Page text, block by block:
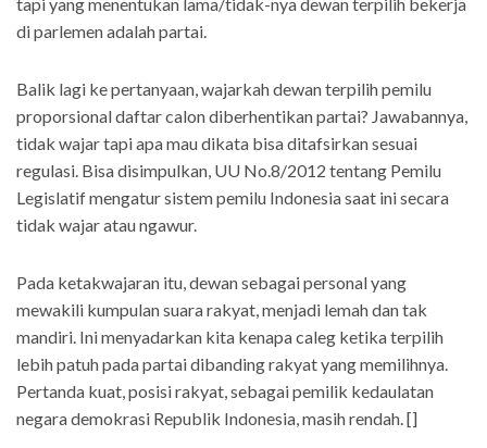
tapi yang menentukan lama/tidak-nya dewan terpilih bekerja
di parlemen adalah partai.
Balik lagi ke pertanyaan, wajarkah dewan terpilih pemilu
proporsional daftar calon diberhentikan partai? Jawabannya,
tidak wajar tapi apa mau dikata bisa ditafsirkan sesuai
regulasi. Bisa disimpulkan, UU No.8/2012 tentang Pemilu
Legislatif mengatur sistem pemilu Indonesia saat ini secara
tidak wajar atau ngawur.
Pada ketakwajaran itu, dewan sebagai personal yang
mewakili kumpulan suara rakyat, menjadi lemah dan tak
mandiri. Ini menyadarkan kita kenapa caleg ketika terpilih
lebih patuh pada partai dibanding rakyat yang memilihnya.
Pertanda kuat, posisi rakyat, sebagai pemilik kedaulatan
negara demokrasi Republik Indonesia, masih rendah. []